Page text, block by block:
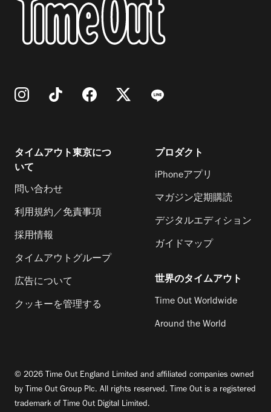
タイムアウト東京につ
いて
問い合わせ
利用規約／免責事項
採用情報
タイムアウトグループ
広告について
クッキーを管理する
プロダクト
iPhoneアプリ
マガジン定期購読
デジタルエディション
ガイドマップ
世界のタイムアウト
Time Out Worldwide
Around the World
© 2026 Time Out England Limited and affiliated companies owned
by Time Out Group Plc. All rights reserved. Time Out is a registered
trademark of Time Out Digital Limited.